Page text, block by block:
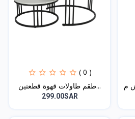
( 0 )
طقم طاولات قهوة قطعتين...
299.00SAR